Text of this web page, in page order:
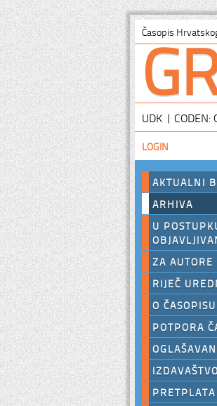
Časopis
UDK | CODEN:
LOGIN
AKTUALNI
ARHIVA
U
ZA AUTORE
RIJEČ
O ČASOPISU
POTPORA
IZDAVAŠTVO
PRETPLATA